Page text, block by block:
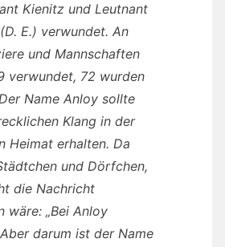
Kienitz und Leutnant
E.) verwundet. An
und Mannschaften
verwundet, 72 wurden
Name Anloy sollte
Klang in der
Heimat erhalten. Da
und Dörfchen,
die Nachricht
wäre: „Bei Anloy
darum ist der Name